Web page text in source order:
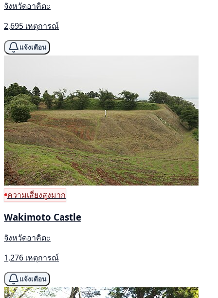
จังหวัดอาคิตะ
2,695 เหตุการณ์
แจ้งเตือน
ความเสี่ยงสูงมาก
Wakimoto Castle
จังหวัดอาคิตะ
1,276 เหตุการณ์
แจ้งเตือน